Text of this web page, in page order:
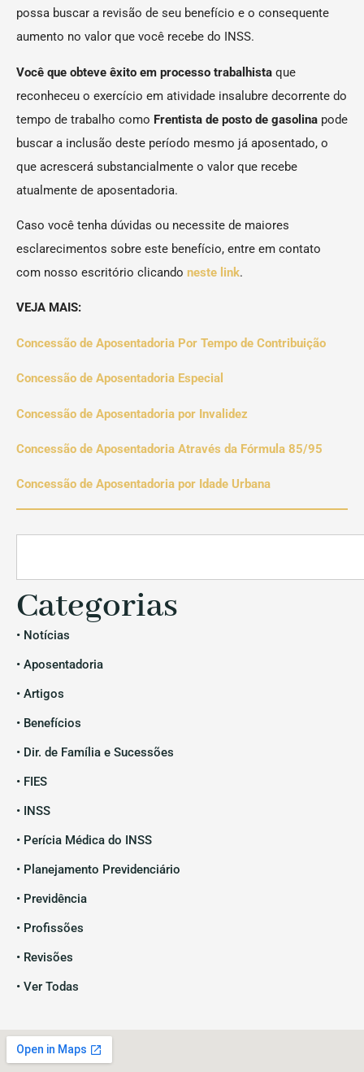
possa buscar a revisão de seu benefício e o consequente
aumento no valor que você recebe do INSS.
Você que obteve êxito em processo trabalhista que
reconheceu o exercício em atividade insalubre decorrente do
tempo de trabalho como Frentista de posto de gasolina pode
buscar a inclusão deste período mesmo já aposentado, o
que acrescerá substancialmente o valor que recebe
atualmente de aposentadoria.
Caso você tenha dúvidas ou necessite de maiores
esclarecimentos sobre este benefício, entre em contato
com nosso escritório clicando neste link.
VEJA MAIS:
Concessão de Aposentadoria Por Tempo de Contribuição
Concessão de Aposentadoria Especial
Concessão de Aposentadoria por Invalidez
Concessão de Aposentadoria Através da Fórmula 85/95
Concessão de Aposentadoria por Idade Urbana
Categorias
• Notícias
• Aposentadoria
• Artigos
• Benefícios
• Dir. de Família e Sucessões
• FIES
• INSS
• Perícia Médica do INSS
• Planejamento Previdenciário
• Previdência
• Profissões
• Revisões
• Ver Todas